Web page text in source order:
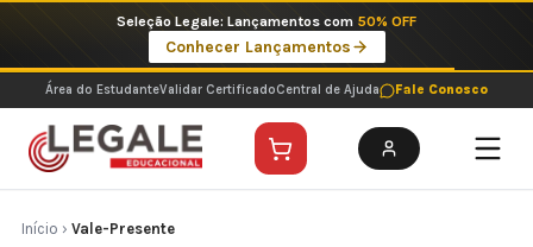
o
conteúdo
Seleção Legale: Lançamentos com 50% OFF
Conhecer Lançamentos
Área do EstudanteValidar CertificadoCentral de Ajuda Fale Conosco
Início › Vale-Presente